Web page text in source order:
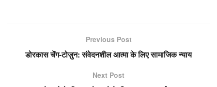
Previous Post
डोरकास चेंग-टोज़ुन: संवेदनशील आत्मा के लिए सामाजिक न्याय
Next Post